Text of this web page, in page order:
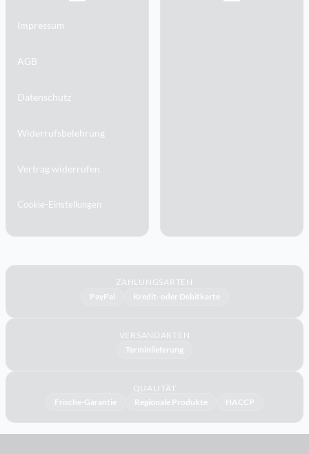
Impressum
AGB
Datenschutz
Widerrufsbelehrung
Vertrag widerrufen
Cookie-Einstellungen
ZAHLUNGSARTEN
PayPal
Kredit- oder Debitkarte
VERSANDARTEN
Terminlieferung
QUALITÄT
Frische-Garantie
Regionale Produkte HACCP